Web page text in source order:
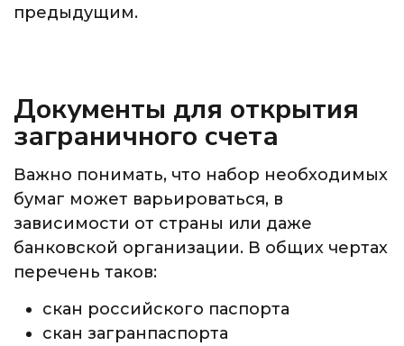
предыдущим.
Документы для открытия
заграничного счета
Важно понимать, что набор необходимых
бумаг может варьироваться, в
зависимости от страны или даже
банковской организации. В общих чертах
перечень таков:
скан российского паспорта
скан загранпаспорта